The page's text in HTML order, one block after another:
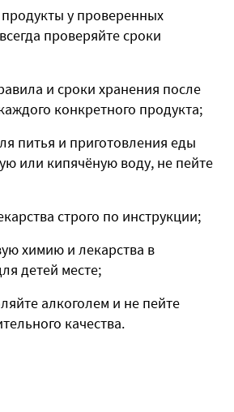
у проверенных
проверяйте сроки
и сроки хранения после
конкретного продукта;
питья и приготовления еды
или кипячёную воду, не пейте
строго по инструкции;
химию и лекарства в
детей месте;
алкоголем и не пейте
качества.